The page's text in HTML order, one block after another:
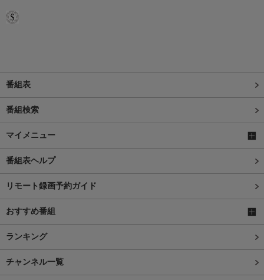
番組表
番組検索
マイメニュー
番組表ヘルプ
リモート録画予約ガイド
おすすめ番組
ランキング
チャンネル一覧